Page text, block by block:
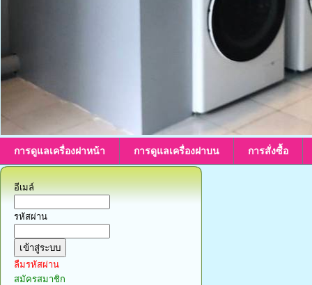
การดูแลเครื่องฝาหน้า การดูแลเครื่องฝาบน การสั่งซื้อ
อีเมล์
รหัสผ่าน
ลืมรหัสผ่าน
สมัครสมาชิก